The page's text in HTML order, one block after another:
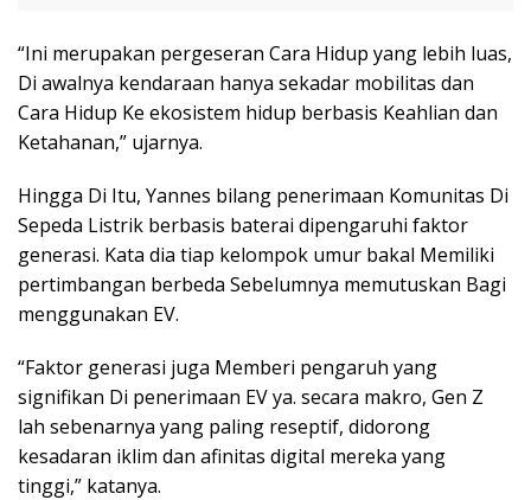
“Ini merupakan pergeseran Cara Hidup yang lebih luas,
Di awalnya kendaraan hanya sekadar mobilitas dan
Cara Hidup Ke ekosistem hidup berbasis Keahlian dan
Ketahanan,” ujarnya.
Hingga Di Itu, Yannes bilang penerimaan Komunitas Di
Sepeda Listrik berbasis baterai dipengaruhi faktor
generasi. Kata dia tiap kelompok umur bakal Memiliki
pertimbangan berbeda Sebelumnya memutuskan Bagi
menggunakan EV.
“Faktor generasi juga Memberi pengaruh yang
signifikan Di penerimaan EV ya. secara makro, Gen Z
lah sebenarnya yang paling reseptif, didorong
kesadaran iklim dan afinitas digital mereka yang
tinggi,” katanya.